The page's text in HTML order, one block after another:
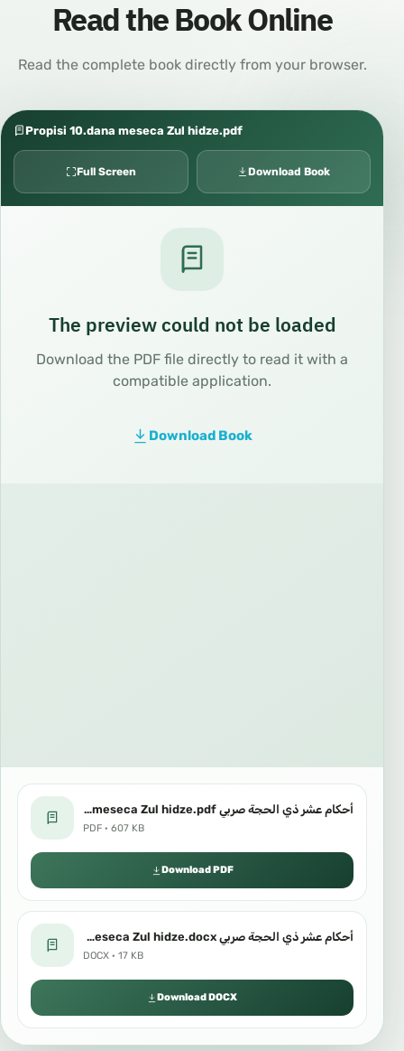
Read the Book Online
Read the complete book directly from your browser.
Propisi 10.dana meseca Zul hidze.pdf
Full Screen Download Book
The preview could not be loaded
Download the PDF file directly to read it with a
compatible application.
Download Book
أحكام عشر ذي الحجة صربي Propisi 10.dana meseca Zul hidze.pdf
PDF · 607 KB
Download PDF
أحكام عشر ذي الحجة صربي Propisi 10.dana meseca Zul hidze.docx
DOCX · 17 KB
Download DOCX